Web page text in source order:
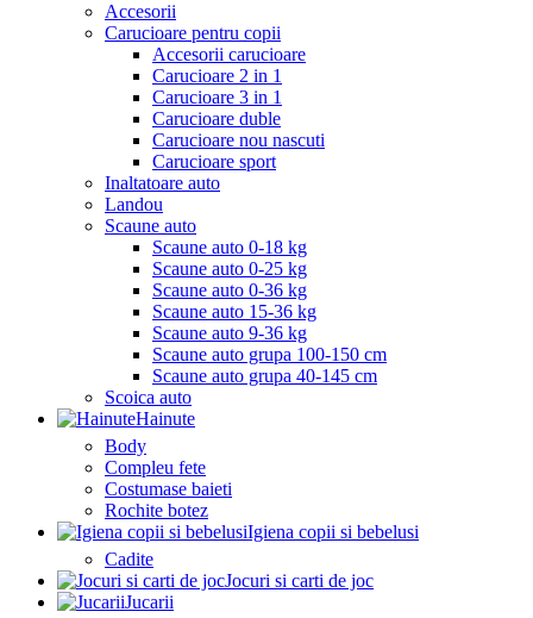
Accesorii
Carucioare pentru copii
Accesorii carucioare
Carucioare 2 in 1
Carucioare 3 in 1
Carucioare duble
Carucioare nou nascuti
Carucioare sport
Inaltatoare auto
Landou
Scaune auto
Scaune auto 0-18 kg
Scaune auto 0-25 kg
Scaune auto 0-36 kg
Scaune auto 15-36 kg
Scaune auto 9-36 kg
Scaune auto grupa 100-150 cm
Scaune auto grupa 40-145 cm
Scoica auto
Hainute
Body
Compleu fete
Costumase baieti
Rochite botez
Igiena copii si bebelusi
Cadite
Jocuri si carti de joc
Jucarii